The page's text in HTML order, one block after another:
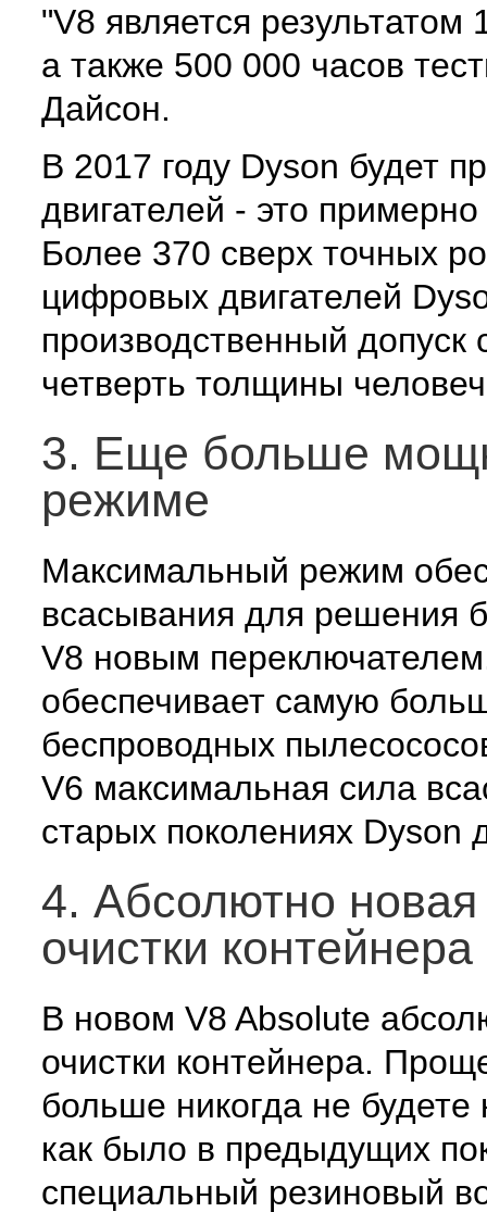
"V8 является
а также 500 000 часов
Дайсон.
В 2017 году Dyson будет
двигателей - это
Более 370 сверх точных
цифровых двигателей
производственный допуск
четверть толщины
3. Еще больше
режиме
Максимальный режим
всасывания для решения
V8 новым
обеспечивает самую
беспроводных
V6 максимальная сила
старых поколениях Dyson
4. Абсолютно новая
очистки контейнера
В новом V8 Absolute
очистки контейнера.
больше никогда не будете
как было в предыдущих
специальный резиновый